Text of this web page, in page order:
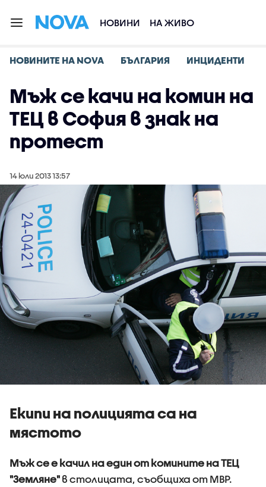
НОВИНИ НА ЖИВО
НОВИНИТЕ НА NOVA БЪЛГАРИЯ ИНЦИДЕНТИ
Мъж се качи на комин на
ТЕЦ в София в знак на
протест
14 юли 2013 13:57
Екипи на полицията са на
мястото
Мъж се е качил на един от комините на ТЕЦ
"Земляне" в столицата, съобщиха от МВР.